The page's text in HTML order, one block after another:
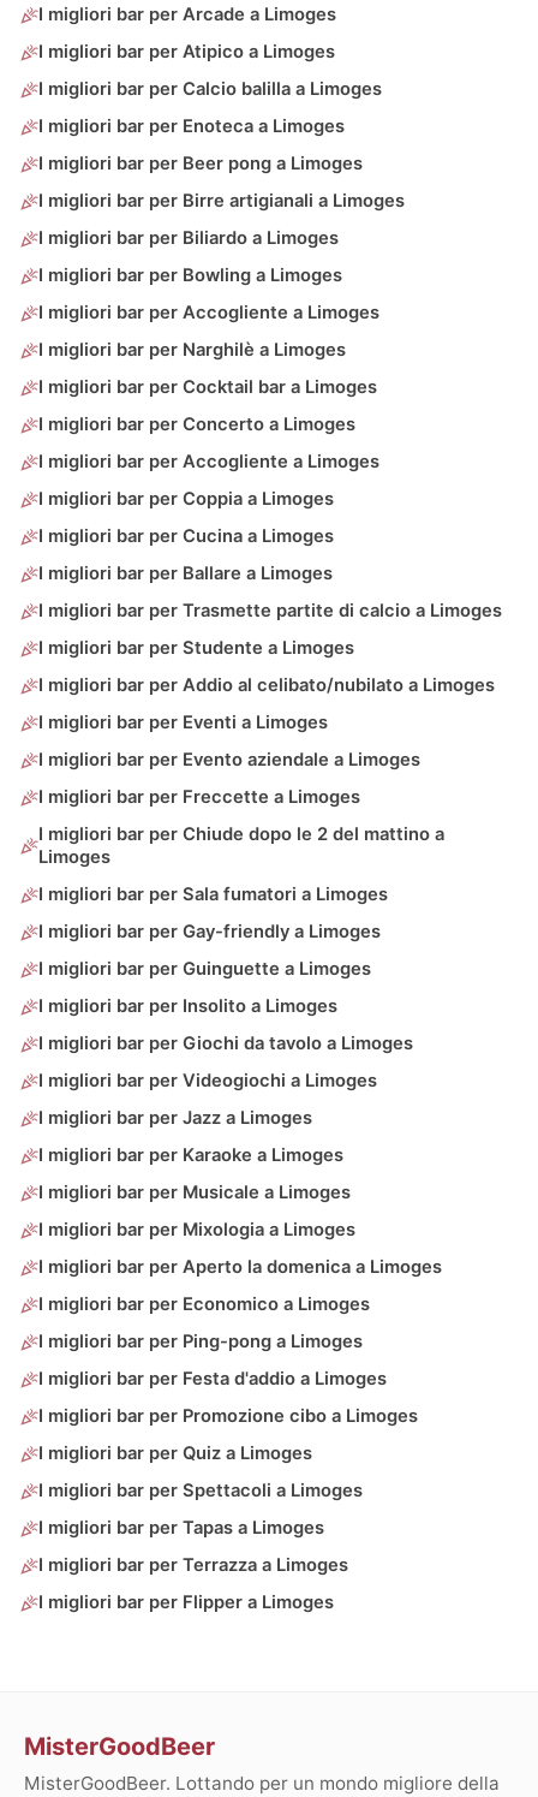
I migliori bar per Arcade a Limoges
I migliori bar per Atipico a Limoges
I migliori bar per Calcio balilla a Limoges
I migliori bar per Enoteca a Limoges
I migliori bar per Beer pong a Limoges
I migliori bar per Birre artigianali a Limoges
I migliori bar per Biliardo a Limoges
I migliori bar per Bowling a Limoges
I migliori bar per Accogliente a Limoges
I migliori bar per Narghilè a Limoges
I migliori bar per Cocktail bar a Limoges
I migliori bar per Concerto a Limoges
I migliori bar per Accogliente a Limoges
I migliori bar per Coppia a Limoges
I migliori bar per Cucina a Limoges
I migliori bar per Ballare a Limoges
I migliori bar per Trasmette partite di calcio a Limoges
I migliori bar per Studente a Limoges
I migliori bar per Addio al celibato/nubilato a Limoges
I migliori bar per Eventi a Limoges
I migliori bar per Evento aziendale a Limoges
I migliori bar per Freccette a Limoges
I migliori bar per Chiude dopo le 2 del mattino a
Limoges
I migliori bar per Sala fumatori a Limoges
I migliori bar per Gay-friendly a Limoges
I migliori bar per Guinguette a Limoges
I migliori bar per Insolito a Limoges
I migliori bar per Giochi da tavolo a Limoges
I migliori bar per Videogiochi a Limoges
I migliori bar per Jazz a Limoges
I migliori bar per Karaoke a Limoges
I migliori bar per Musicale a Limoges
I migliori bar per Mixologia a Limoges
I migliori bar per Aperto la domenica a Limoges
I migliori bar per Economico a Limoges
I migliori bar per Ping-pong a Limoges
I migliori bar per Festa d'addio a Limoges
I migliori bar per Promozione cibo a Limoges
I migliori bar per Quiz a Limoges
I migliori bar per Spettacoli a Limoges
I migliori bar per Tapas a Limoges
I migliori bar per Terrazza a Limoges
I migliori bar per Flipper a Limoges
MisterGoodBeer
MisterGoodBeer. Lottando per un mondo migliore della